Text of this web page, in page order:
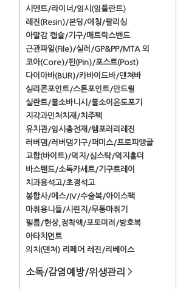
시멘트/라이너/임시(임플란트)
레진(Resin)/본딩/에칭/팔리싱
아말감 캡슐/기구/매트릭스밴드
근관파일(File)/실러/GP&PP/MTA 외
코아(Core)/핀(Pin)/포스트(Post)
다이아바(BUR)/카바이드바/덴쳐바
실리콘포인트/스톤포인트/만드릴
실란트/불소바니시/불소이온도포기
지각과민처치재/치주팩
유치관/임시충전재/템포러리레진
러버댐/러버댐기구/퍼미스/프로피앵글
교합(바이트)/먹지/심스탁/먹지홀더
바스탠드/소독카세트/기구트레이
치과용석고/초경석고
봉합사/메스/IV/수술복/아이스팩
마취용니들/시린지/무통마취기
필름/현상,정착액/포토미러/방호복
아타치먼트
의치(덴쳐) 리페어 레진/리베이스
소독/감염예방/위생관리 >